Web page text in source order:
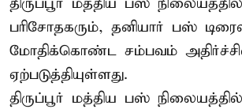
திருப்பூர் மத்திய பஸ் நிலையத்தில்
பரிசோதகரும், தனியார் பஸ்
மோதிக்கொண்ட சம்பவம்
ஏற்படுத்தியுள்ளது.
திருப்பூர் மத்திய பஸ்